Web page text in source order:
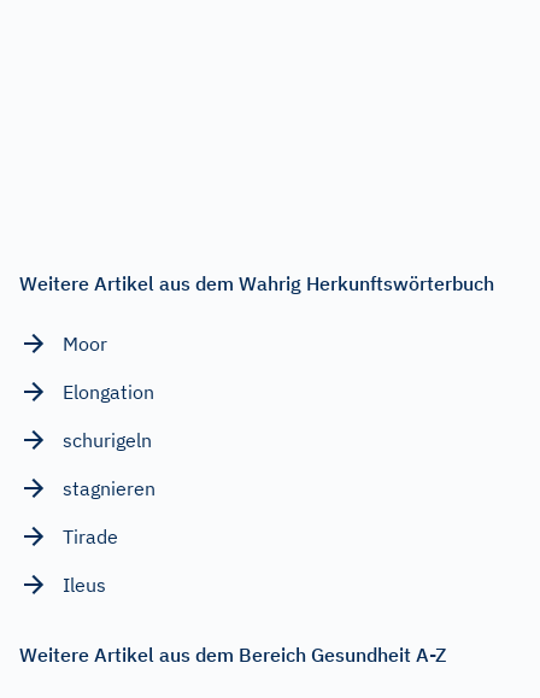
Weitere Artikel aus dem Wahrig Herkunftswörterbuch
Moor
Elongation
schurigeln
stagnieren
Tirade
Ileus
Weitere Artikel aus dem Bereich Gesundheit A-Z